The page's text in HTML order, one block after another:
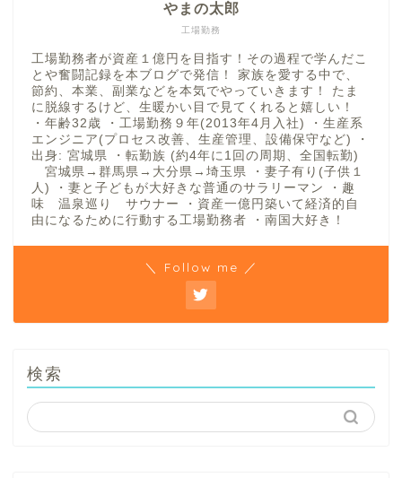
工場勤務
やまの太郎
工場勤務者が資産１億円を目指す！その過程で学んだこ
とや奮闘記録を本ブログで発信！ 家族を愛する中で、
節約、本業、副業などを本気でやっていきます！ たま
に脱線するけど、生暖かい目で見てくれると嬉しい！
・年齢32歳 ・工場勤務９年(2013年4月入社) ・生産系
エンジニア(プロセス改善、生産管理、設備保守など) ・
出身: 宮城県 ・転勤族 (約4年に1回の周期、全国転勤)
宮城県→群馬県→大分県→埼玉県 ・妻子有り(子供１
人) ・妻と子どもが大好きな普通のサラリーマン ・趣
味 温泉巡り サウナー ・資産一億円築いて経済的自
由になるために行動する工場勤務者 ・南国大好き！
＼ Follow me ／
検索